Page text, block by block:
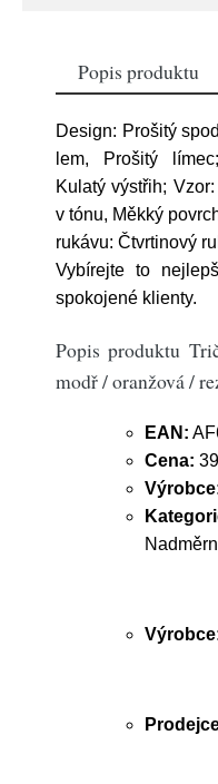
Popis produktu
Design: Prošitý
lem, Prošitý
Kulatý výstřih;
v tónu, Měkký
rukávu: Čtvrtinový
Vybírejte to
spokojené klienty.
Popis produktu
modř / oranžová /
EAN:
Cena: